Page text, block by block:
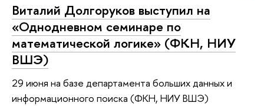
Виталий Долгоруков выступил на
«Однодневном семинаре по
математической логике» (ФКН, НИУ
ВШЭ)
29 июня на базе департамента больших данных и
информационного поиска (ФКН, НИУ ВШЭ)